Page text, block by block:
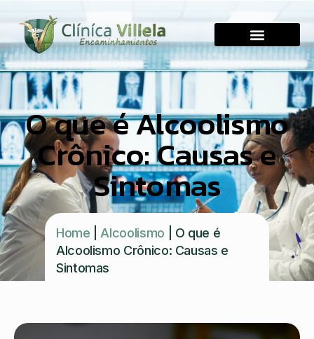
O que é Alcoolismo
Crônico: Causas e
Sintomas
Home |Alcoolismo
O que é
Alcoolismo Crônico: Causas e
Sintomas